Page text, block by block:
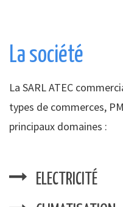
La société
La SARL ATEC
types de commerces,
principaux domaines :
ELECTRICITÉ